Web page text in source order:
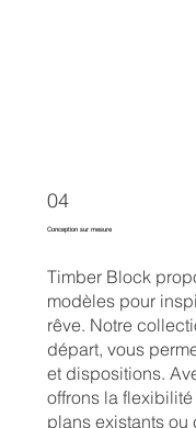
Conception sur mesure
04
Timber Block
modèles pour
rêve. Notre
départ, vous
et dispositions.
offrons la
plans existants ou